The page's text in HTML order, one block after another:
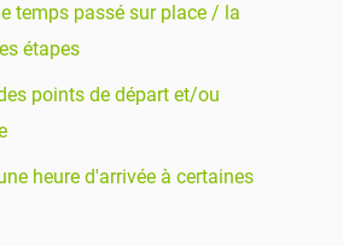
temps passé sur place / la
étapes
points de départ et/ou
heure d'arrivée à certaines